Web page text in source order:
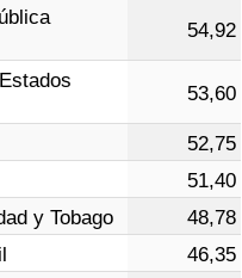
54,92
53,60
52,75
51,40
y Tobago
48,78
46,35